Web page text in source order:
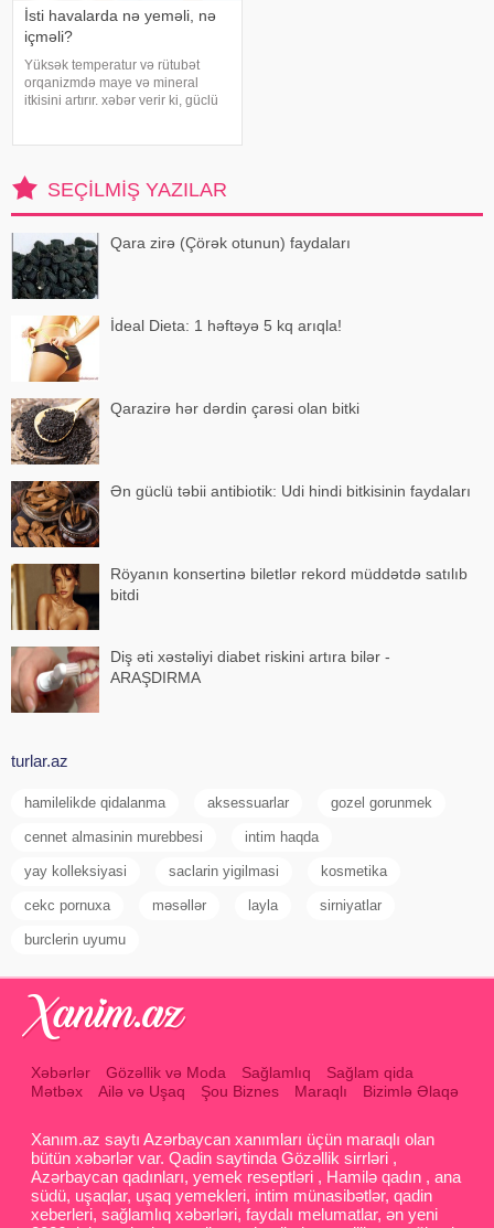
İsti havalarda nə yeməli, nə
içməli?
Yüksək temperatur və rütubət
orqanizmdə maye və mineral
itkisini artırır. xəbər verir ki, güclü
ol
SEÇILMIŞ YAZILAR
Qara zirə (Çörək otunun) faydaları
İdeal Dieta: 1 həftəyə 5 kq arıqla!
Qarazirə hər dərdin çarəsi olan bitki
Ən güclü təbii antibiotik: Udi hindi bitkisinin faydaları
Röyanın konsertinə biletlər rekord müddətdə satılıb
bitdi
Diş əti xəstəliyi diabet riskini artıra bilər -
ARAŞDIRMA
turlar.az
hamilelikde qidalanma aksessuarlar gozel gorunmek
cennet almasinin murebbesi intim haqda
yay kolleksiyasi saclarin yigilmasi kosmetika
cekc pornuxa məsəllər layla sirniyatlar
burclerin uyumu
Xəbərlər Gözəllik və Moda Sağlamlıq
Sağlam qida
Mətbəx
Ailə və Uşaq Şou Biznes Maraqlı Bizimlə Əlaqə
Xanım.az saytı Azərbaycan xanımları üçün maraqlı olan
bütün xəbərlər var. Qadin saytinda Gözəllik sirrləri ,
Azərbaycan qadınları, yemek reseptləri , Hamilə qadın , ana
südü, uşaqlar, uşaq yemekleri, intim münasibətlər, qadin
xeberleri, sağlamlıq xəbərləri, faydalı melumatlar, ən yeni